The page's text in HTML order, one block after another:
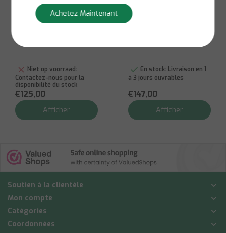
Brabantia
Poubelle Touch -
Niet op voorraad:
Contactez-nous pour la
disponibilité du stock
€125,00
Afficher
Brabantia
Poubelle tactile -
En stock: Livraison en 1
à 3 jours ouvrables
€147,00
Afficher
Soutien à la clientèle
Mon compte
Catégories
Coordonnées
Achetez Maintenant